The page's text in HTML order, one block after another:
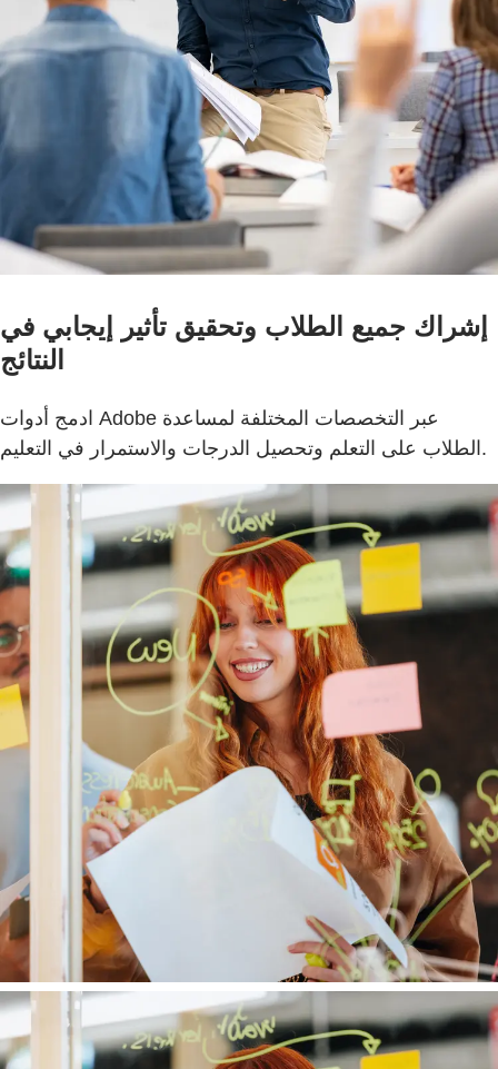
إشراك جميع الطلاب وتحقيق تأثير إيجابي في
النتائج
ادمج أدوات Adobe عبر التخصصات المختلفة لمساعدة
الطلاب على التعلم وتحصيل الدرجات والاستمرار في التعليم.